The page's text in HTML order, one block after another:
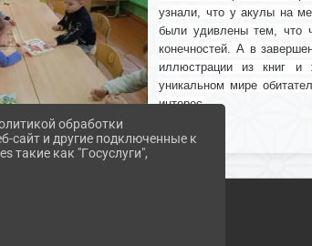
узнали, что у акулы на
были удивлены тем, что
конечностей. А в
иллюстрации из книг и
уникальном мире
интерес.
обработки
сайт и другие подключенные к
такие как "Госуслуги",